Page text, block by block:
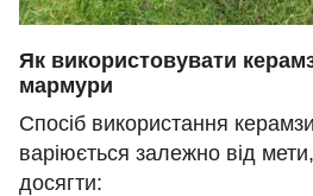
Як використовувати
мармури
Спосіб використання
варіюється залежно від
досягти: